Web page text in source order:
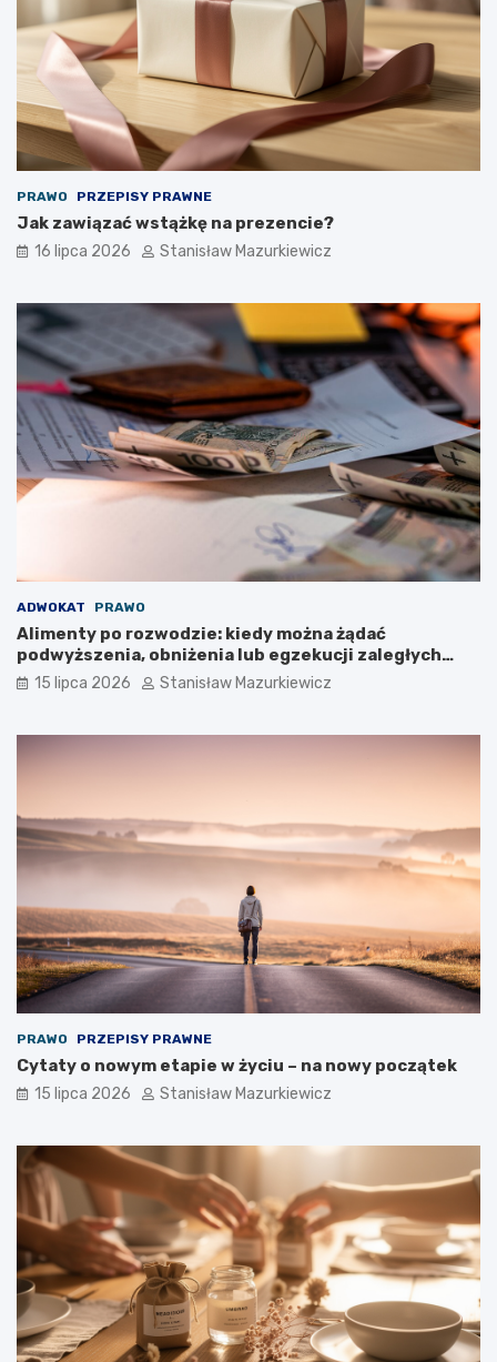
PRAWO PRZEPISY PRAWNE
Jak zawiązać wstążkę na prezencie?
16 lipca 2026 Stanisław Mazurkiewicz
ADWOKAT PRAWO
Alimenty po rozwodzie: kiedy można żądać
podwyższenia, obniżenia lub egzekucji zaległych
płatności?
15 lipca 2026 Stanisław Mazurkiewicz
PRAWO PRZEPISY PRAWNE
Cytaty o nowym etapie w życiu – na nowy początek
15 lipca 2026 Stanisław Mazurkiewicz